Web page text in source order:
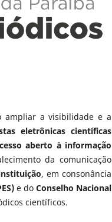
a visibilidade e a
eletrônicas científicas
aberto à informação
da comunicação
, em consonância
e do Conselho Nacional
científicos.